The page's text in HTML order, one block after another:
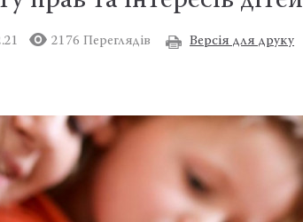
2176 Переглядів Версія для друку